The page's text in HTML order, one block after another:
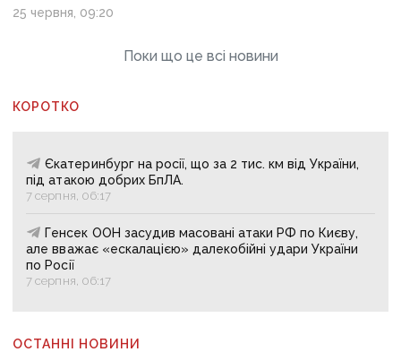
25 червня, 09:20
Поки що це всі новини
КОРОТКО
Єкатеринбург на росії, що за 2 тис. км від України,
під атакою добрих БпЛА.
7 серпня, 06:17
Генсек ООН засудив масовані атаки РФ по Києву,
але вважає «ескалацією» далекобійні удари України
по Росії
7 серпня, 06:17
ОСТАННІ НОВИНИ